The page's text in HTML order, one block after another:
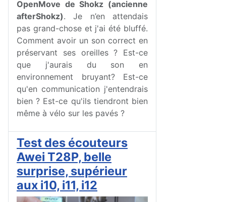
OpenMove de Shokz (ancienne
afterShokz). Je n’en attendais
pas grand-chose et j'ai été bluffé.
Comment avoir un son correct en
préservant ses oreilles ? Est-ce
que j'aurais du son en
environnement bruyant? Est-ce
qu'en communication j'entendrais
bien ? Est-ce qu'ils tiendront bien
même à vélo sur les pavés ?
Test des écouteurs
Awei T28P, belle
surprise, supérieur
aux i10, i11, i12